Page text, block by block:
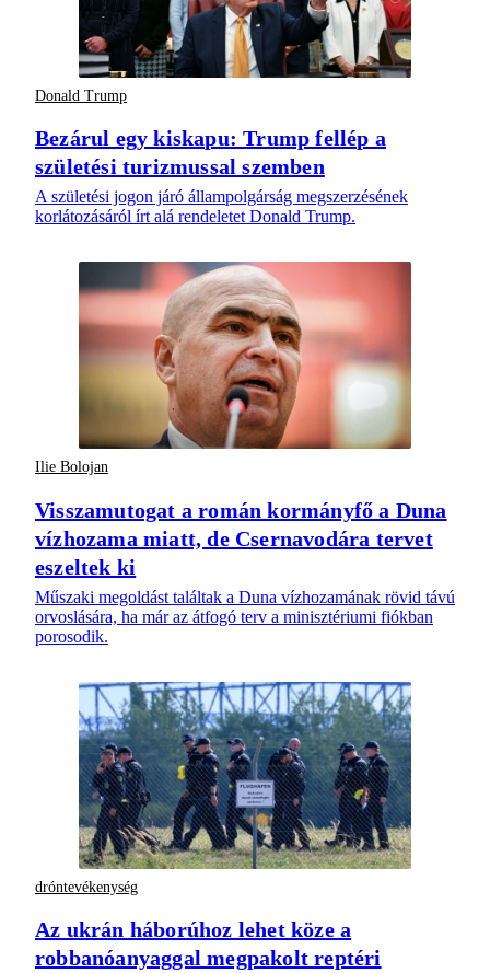
Donald Trump
Bezárul egy kiskapu: Trump fellép a
születési turizmussal szemben
A születési jogon járó állampolgárság megszerzésének
korlátozásáról írt alá rendeletet Donald Trump.
Ilie Bolojan
Visszamutogat a román kormányfő a Duna
vízhozama miatt, de Csernavodára tervet
eszeltek ki
Műszaki megoldást találtak a Duna vízhozamának rövid távú
orvoslására, ha már az átfogó terv a minisztériumi fiókban
porosodik.
dróntevékenység
Az ukrán háborúhoz lehet köze a
robbanóanyaggal megpakolt reptéri